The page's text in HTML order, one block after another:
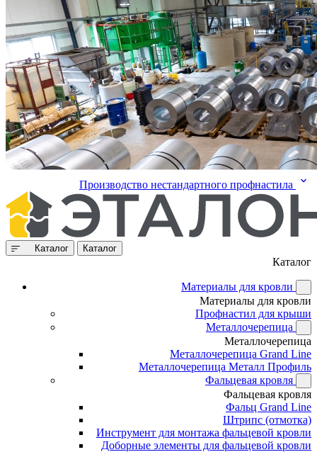
Производство нестандартного профнастила
Каталог Каталог
Каталог
Материалы для кровли
Материалы для кровли
Профнастил для крыши
Металлочерепица
Металлочерепица
Металлочерепица Grand Line
Металлочерепица Металл Профиль
Фальцевая кровля
Фальцевая кровля
Фальц Grand Line
Штрипс (отмотка)
Инструмент для монтажа фальцевой кровли
Доборные элементы для фальцевой кровли